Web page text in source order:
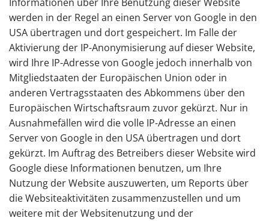
werden in der Regel an einen Server von Google in den
USA übertragen und dort gespeichert. Im Falle der
Aktivierung der IP-Anonymisierung auf dieser Website,
wird Ihre IP-Adresse von Google jedoch innerhalb von
Mitgliedstaaten der Europäischen Union oder in
anderen Vertragsstaaten des Abkommens über den
Europäischen Wirtschaftsraum zuvor gekürzt. Nur in
Ausnahmefällen wird die volle IP-Adresse an einen
Server von Google in den USA übertragen und dort
gekürzt. Im Auftrag des Betreibers dieser Website wird
Google diese Informationen benutzen, um Ihre
Nutzung der Website auszuwerten, um Reports über
die Websiteaktivitäten zusammenzustellen und um
weitere mit der Websitenutzung und der